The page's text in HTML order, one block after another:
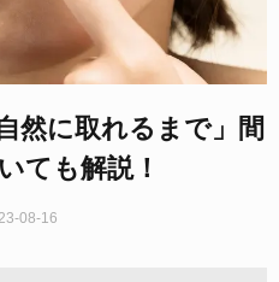
然に取れるまで」間
ても解説！
08-16